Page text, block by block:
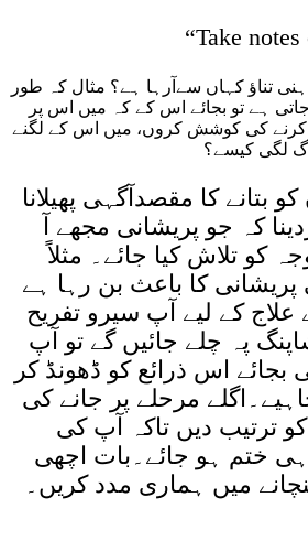
“Take
تناؤ کہاں سےآرہا ہے؟ مثال کہ طور
ہے تو بجائے اس کے کہ میں اس پر
کرنے کی کوشش کروں، میں اس کے لگنے
لگی کیسے؟
بتانے کا مقصدآگہی پھیلانا
کہ جو پریشانی مجھے آ
تلاش کیا جائے۔ مثلاً
کا باعث بن رہا ہے
کے لیے آپ سیرو تفریح
پہ چلے جائیں گے تو آپ
اس ذرائع کو ڈھونڈ کر
مرحلے پر جانے کی
ترتیب دیں تاکہ آپ کی
ختم ہو جائے۔بات اچھی
میں ہماری مدد کریں۔